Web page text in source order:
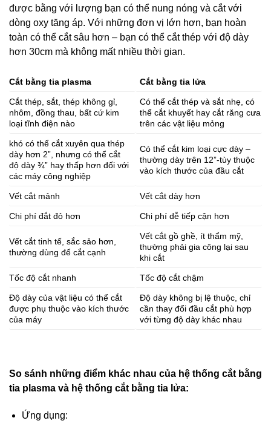
được bằng với lượng bạn có thể nung nóng và cắt với
dòng oxy tăng áp. Với những đơn vị lớn hơn, bạn hoàn
toàn có thể cắt sâu hơn – bạn có thể cắt thép với độ dày
hơn 30cm mà không mất nhiều thời gian.
Cắt bằng tia plasma Cắt bằng tia lửa
Cắt thép, sắt, thép không gỉ,
nhôm, đồng thau, bất cứ kim
loại tĩnh điện nào
Có thể cắt thép và sắt nhẹ, có
thể cắt khuyết hay cắt răng cưa
trên các vật liệu mỏng
khó có thể cắt xuyên qua thép
dày hơn 2”, nhưng có thể cắt
độ dày ¾” hay thấp hơn đối với
các máy công nghiệp
Có thể cắt kim loại cực dày –
thường dày trên 12”-tùy thuộc
vào kích thước của đầu cắt
Vết cắt mảnh Vết cắt dày hơn
Chi phí đắt đỏ hơn Chi phí dễ tiếp cận hơn
Vết cắt tinh tế, sắc sảo hơn,
thường dùng để cắt cạnh
Vết cắt gồ ghề, ít thẩm mỹ,
thường phải gia công lại sau
khi cắt
Tốc độ cắt nhanh Tốc độ cắt chậm
Độ dày của vật liệu có thể cắt
được phụ thuộc vào kích thước
của máy
Độ dày không bị lệ thuộc, chỉ
cần thay đổi đầu cắt phù hợp
với từng độ dày khác nhau
So sánh những điểm khác nhau của hệ thống cắt bằng
tia plasma và hệ thống cắt bằng tia lửa:
Ứng dụng: